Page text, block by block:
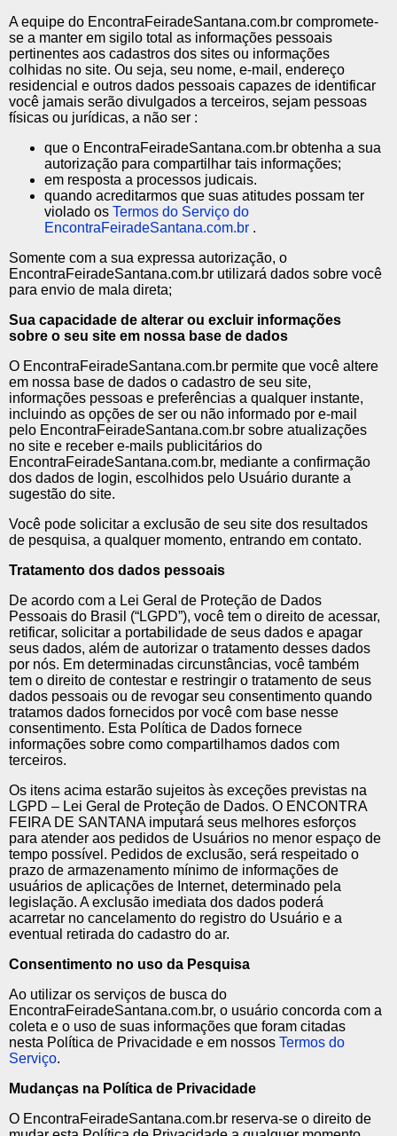
A equipe do EncontraFeiradeSantana.com.br compromete-
se a manter em sigilo total as informações pessoais
pertinentes aos cadastros dos sites ou informações
colhidas no site. Ou seja, seu nome, e-mail, endereço
residencial e outros dados pessoais capazes de identificar
você jamais serão divulgados a terceiros, sejam pessoas
físicas ou jurídicas, a não ser :
que o EncontraFeiradeSantana.com.br obtenha a sua
autorização para compartilhar tais informações;
em resposta a processos judicais.
quando acreditarmos que suas atitudes possam ter
violado os Termos do Serviço do
EncontraFeiradeSantana.com.br .
Somente com a sua expressa autorização, o
EncontraFeiradeSantana.com.br utilizará dados sobre você
para envio de mala direta;
Sua capacidade de alterar ou excluir informações
sobre o seu site em nossa base de dados
O EncontraFeiradeSantana.com.br permite que você altere
em nossa base de dados o cadastro de seu site,
informações pessoas e preferências a qualquer instante,
incluindo as opções de ser ou não informado por e-mail
pelo EncontraFeiradeSantana.com.br sobre atualizações
no site e receber e-mails publicitários do
EncontraFeiradeSantana.com.br, mediante a confirmação
dos dados de login, escolhidos pelo Usuário durante a
sugestão do site.
Você pode solicitar a exclusão de seu site dos resultados
de pesquisa, a qualquer momento, entrando em contato.
Tratamento dos dados pessoais
De acordo com a Lei Geral de Proteção de Dados
Pessoais do Brasil (“LGPD”), você tem o direito de acessar,
retificar, solicitar a portabilidade de seus dados e apagar
seus dados, além de autorizar o tratamento desses dados
por nós. Em determinadas circunstâncias, você também
tem o direito de contestar e restringir o tratamento de seus
dados pessoais ou de revogar seu consentimento quando
tratamos dados fornecidos por você com base nesse
consentimento. Esta Política de Dados fornece
informações sobre como compartilhamos dados com
terceiros.
Os itens acima estarão sujeitos às exceções previstas na
LGPD – Lei Geral de Proteção de Dados. O ENCONTRA
FEIRA DE SANTANA imputará seus melhores esforços
para atender aos pedidos de Usuários no menor espaço de
tempo possível. Pedidos de exclusão, será respeitado o
prazo de armazenamento mínimo de informações de
usuários de aplicações de Internet, determinado pela
legislação. A exclusão imediata dos dados poderá
acarretar no cancelamento do registro do Usuário e a
eventual retirada do cadastro do ar.
Consentimento no uso da Pesquisa
Ao utilizar os serviços de busca do
EncontraFeiradeSantana.com.br, o usuário concorda com a
coleta e o uso de suas informações que foram citadas
nesta Política de Privacidade e em nossos Termos do
Serviço.
Mudanças na Política de Privacidade
O EncontraFeiradeSantana.com.br reserva-se o direito de